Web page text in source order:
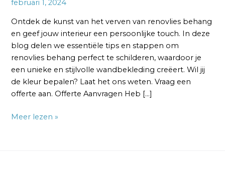
februari 1, 2024
Ontdek de kunst van het verven van renovlies behang
en geef jouw interieur een persoonlijke touch. In deze
blog delen we essentiële tips en stappen om
renovlies behang perfect te schilderen, waardoor je
een unieke en stijlvolle wandbekleding creëert. Wil jij
de kleur bepalen? Laat het ons weten. Vraag een
offerte aan. Offerte Aanvragen Heb […]
Meer lezen »